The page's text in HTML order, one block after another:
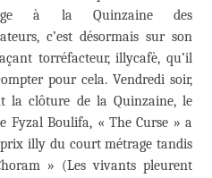
à la Quinzaine des
c’est désormais sur son
torréfacteur, illycafè, qu’il
pour cela. Vendredi soir,
la clôture de la Quinzaine, le
Fyzal Boulifa, « The Curse » a
illy du court métrage tandis
» (Les vivants pleurent